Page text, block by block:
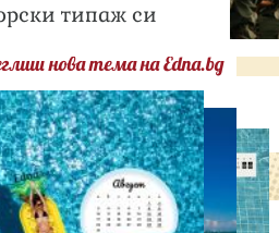
типаж си
нова тема на Edna.bg